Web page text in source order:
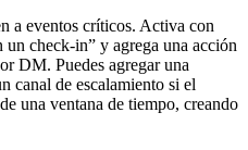
a eventos críticos. Activa con
un check-in” y agrega una acción
DM. Puedes agregar una
canal de escalamiento si el
una ventana de tiempo, creando